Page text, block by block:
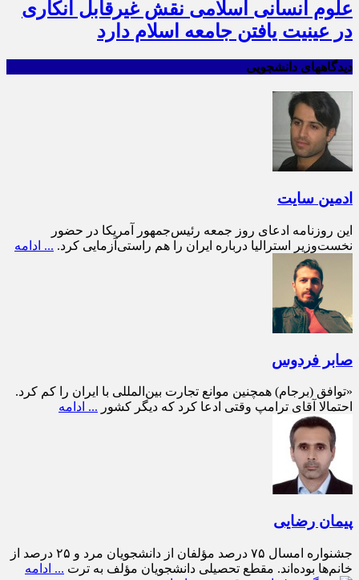
علوم انسانی اسلامی نقش غیرقابل انکاری
در عینیت یافتن جامعه اسلام دارد
دیدگاههای دانشجویی
ادمین سایت
این روزنامه ادعای روز جمعه رئیس‌جمهور آمریکا در حضور
نخست‌وزیر استرالیا درباره ایران را هم راستی‌آزمایی کرد. ... ادامه
صابر فردوس
«توافق (برجام) همچنین موانع تجارت بین‌المللی با ایران را کم کرد.
احتمالا آقای ترامپ وقتی ادعا کرد که دیگر کشور ... ادامه
پیمان رضایی
جشنواره امسال ۷۵ درصد مؤلفان از دانشجویان مرد و ۲۵ درصد از
خانم‌ها بوده‌اند. مقطع تحصیلی دانشجویان مؤلف به ترت ... ادامه